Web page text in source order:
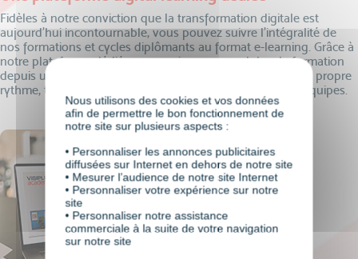
Fidèles à notre conviction que la transformation digitale est
aujourd’hui incontournable, vous pouvez suivre l’intégralité de
nos formations et cycles diplômants au format e-learning. Grâce à
notre plateforme dédiée, vous suivez vos modules de formation
depuis un appareil connecté où que vous soyez et à votre propre
rythme, tout en bénéficiant du suivi individualisé de nos équipes.
Nous utilisons des cookies et vos données
afin de permettre le bon fonctionnement de
notre site sur plusieurs aspects :
• Personnaliser les annonces publicitaires
diffusées sur Internet en dehors de notre site
• Mesurer l’audience de notre site Internet
• Personnaliser votre expérience sur notre
site
• Personnaliser notre assistance
commerciale à la suite de votre navigation
sur notre site